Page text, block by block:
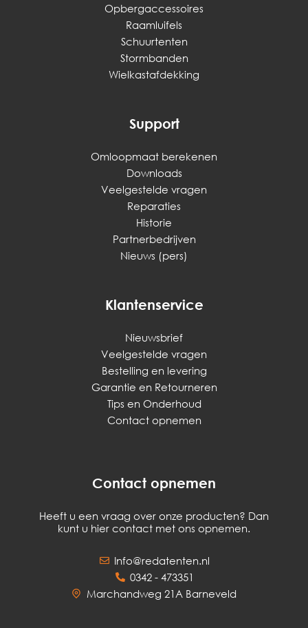
Opbergaccessoires
Raamluifels
Schuurtenten
Stormbanden
Wielkastafdekking
Support
Omloopmaat berekenen
Downloads
Veelgestelde vragen
Reparaties
Historie
Partnerbedrijven
Nieuws (pers)
Klantenservice
Nieuwsbrief
Veelgestelde vragen
Bestelling en levering
Garantie en Retourneren
Tips en Onderhoud
Contact opnemen
Contact opnemen
Heeft u een vraag over onze producten? Dan
kunt u hier contact met ons opnemen.
Info@redatenten.nl
0342 - 473351
Marchandweg 21A Barneveld